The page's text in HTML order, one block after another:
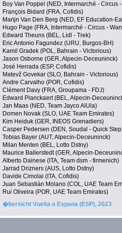
Boy Van Poppel (NED, Intermarché - Circus
François Bidard (FRA, Cofidis)
Marijn Van Den Berg (NED, EF Education-
Hugo Page (FRA, Intermarché - Circus -
Edward Theuns (BEL, Lidl - Trek)
Eric Antonio Fagundez (URU, Burgos-BH)
Kamil Gradek (POL, Bahrain - Victorious)
Jason Osborne (GER, Alpecin-Deceuninck)
José Herrada (ESP, Cofidis)
Matevž Govekar (SLO, Bahrain - Victorious)
Andre Carvalho (POR, Cofidis)
Clément Davy (FRA, Groupama - FDJ)
Edward Planckaert (BEL, Alpecin-
Jan Maas (NED, Team Jayco AlUla)
Domen Novak (SLO, UAE Team Emirates)
Kim Heiduk (GER, INEOS Grenadiers)
Casper Pedersen (DEN, Soudal - Quick
Tobias Bayer (AUT, Alpecin-Deceuninck)
Milan Menten (BEL, Lotto Dstny)
Maurice Ballerstedt (GER, Alpecin-
Alberto Dainese (ITA, Team dsm - firmenich)
Jarrad Drizners (AUS, Lotto Dstny)
Davide Cimolai (ITA, Cofidis)
Juan Sebastián Molano (COL, UAE Team
Rui Oliveira (POR, UAE Team Emirates)
�bersicht Vuelta a Espana (ESP), 2023